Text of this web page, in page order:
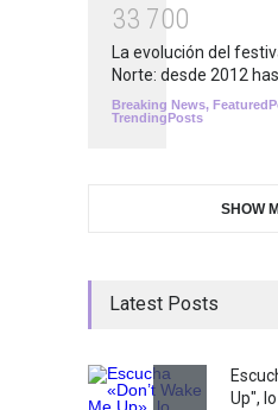
33 700
La evolución del
Norte: desde 2012
Breaking News,
TrendingPosts
SHOW
Latest Posts
Up",